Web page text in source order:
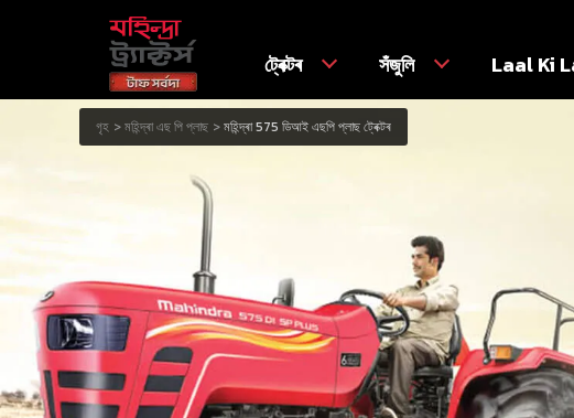
ট্ৰেক্টৰ সঁজুলি Laal Ki
গৃহ মহিন্দ্ৰা এছ পি প্লাছ মহিন্দ্ৰা 575 ডিআই এছপি প্লাছ ট্ৰেক্টৰ